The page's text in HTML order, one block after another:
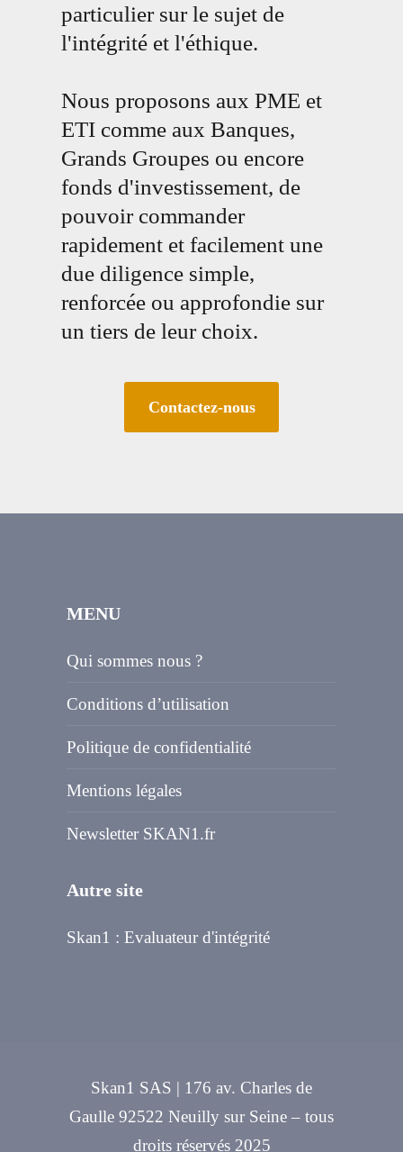
particulier sur le sujet de
l'intégrité et l'éthique.
Nous proposons aux PME et
ETI comme aux Banques,
Grands Groupes ou encore
fonds d'investissement, de
pouvoir commander
rapidement et facilement une
due diligence simple,
renforcée ou approfondie sur
un tiers de leur choix.
Contactez-nous
MENU
Qui sommes nous ?
Conditions d’utilisation
Politique de confidentialité
Mentions légales
Newsletter SKAN1.fr
Autre site
Skan1 : Evaluateur d'intégrité
Skan1 SAS | 176 av. Charles de
Gaulle 92522 Neuilly sur Seine – tous
droits réservés 2025